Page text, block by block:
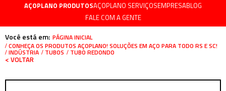
AÇOPLANO PRODUTOSAÇOPLANO SERVIÇOSEMPRESABLOG
FALE COM A GENTE
Você está em: PÁGINA INICIAL
CONHEÇA OS PRODUTOS AÇOPLANO! SOLUÇÕES EM AÇO PARA TODO RS E SC!
INDÚSTRIA TUBOS TUBO REDONDO
< VOLTAR